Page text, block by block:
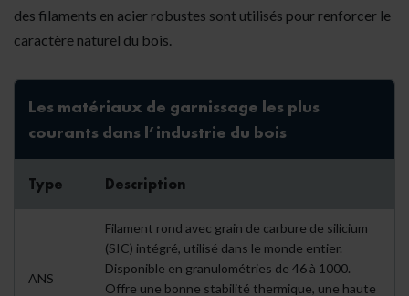
des filaments en acier robustes sont utilisés pour renforcer le
caractère naturel du bois.
Les matériaux de garnissage les plus
courants dans l’industrie du bois
Type Description
ANS
Filament rond avec grain de carbure de silicium
(SIC) intégré, utilisé dans le monde entier.
Disponible en granulométries de 46 à 1000.
Offre une bonne stabilité thermique, une haute